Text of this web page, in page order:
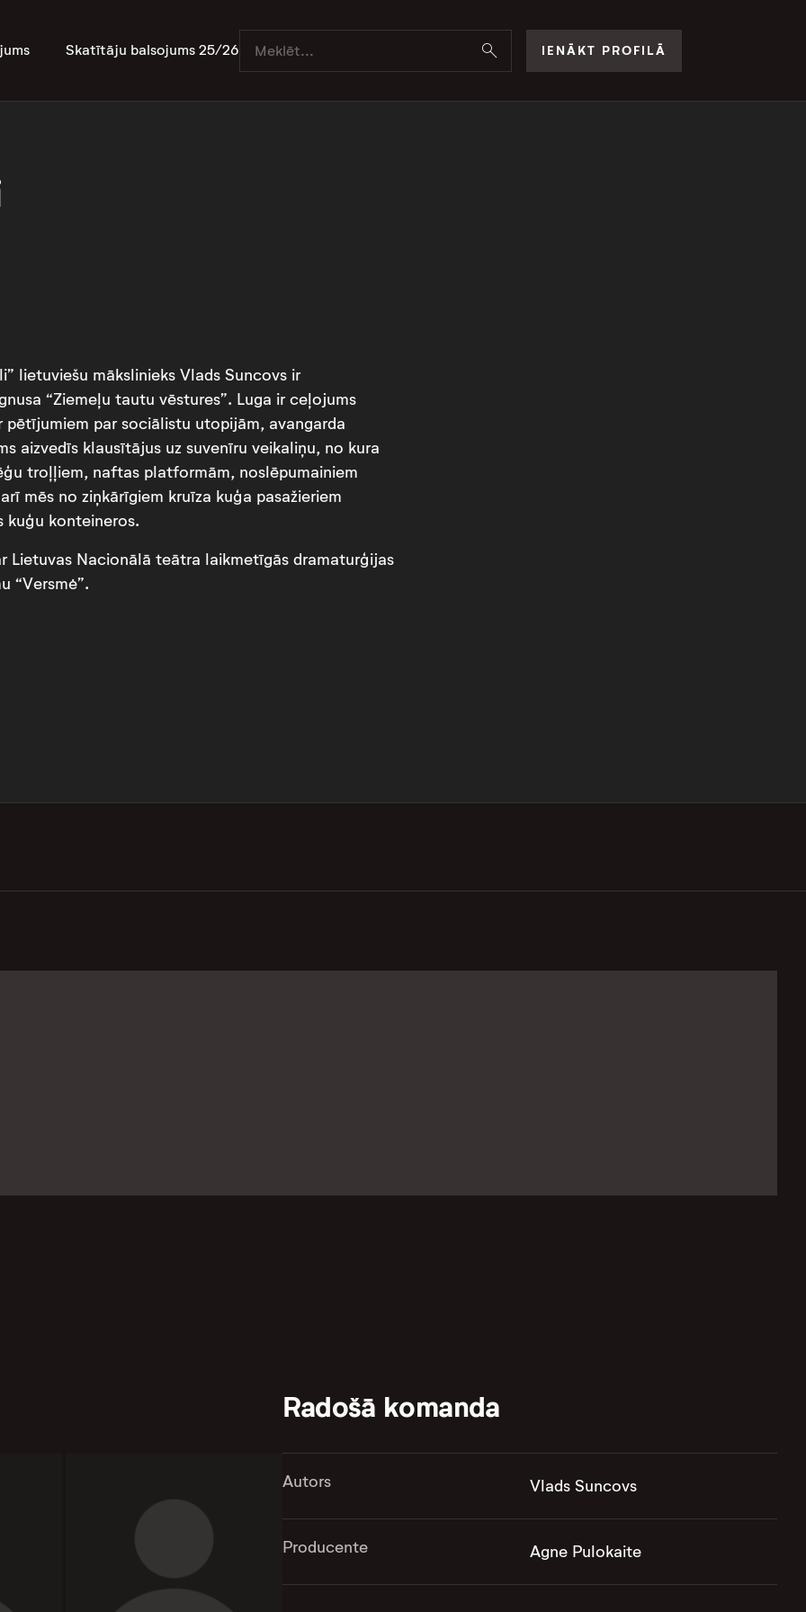
Skatītāju balsojums 25/26 IENĀKT PROFILĀ
lietuviešu mākslinieks Vlads Suncovs ir
“Ziemeļu tautu vēstures”. Luga ir ceļojums
par sociālistu utopijām, avangarda
aizvedīs klausītājus uz suvenīru veikaliņu, no kura
troļļiem, naftas platformām, noslēpumainiem
mēs no ziņkārīgiem kruīza kuģa pasažieriem
kuģu konteineros.
Lietuvas Nacionālā teātra laikmetīgās dramaturģijas
“Versmė”.
Radošā komanda
Autors Vlads Suncovs
Producente Agne Pulokaite